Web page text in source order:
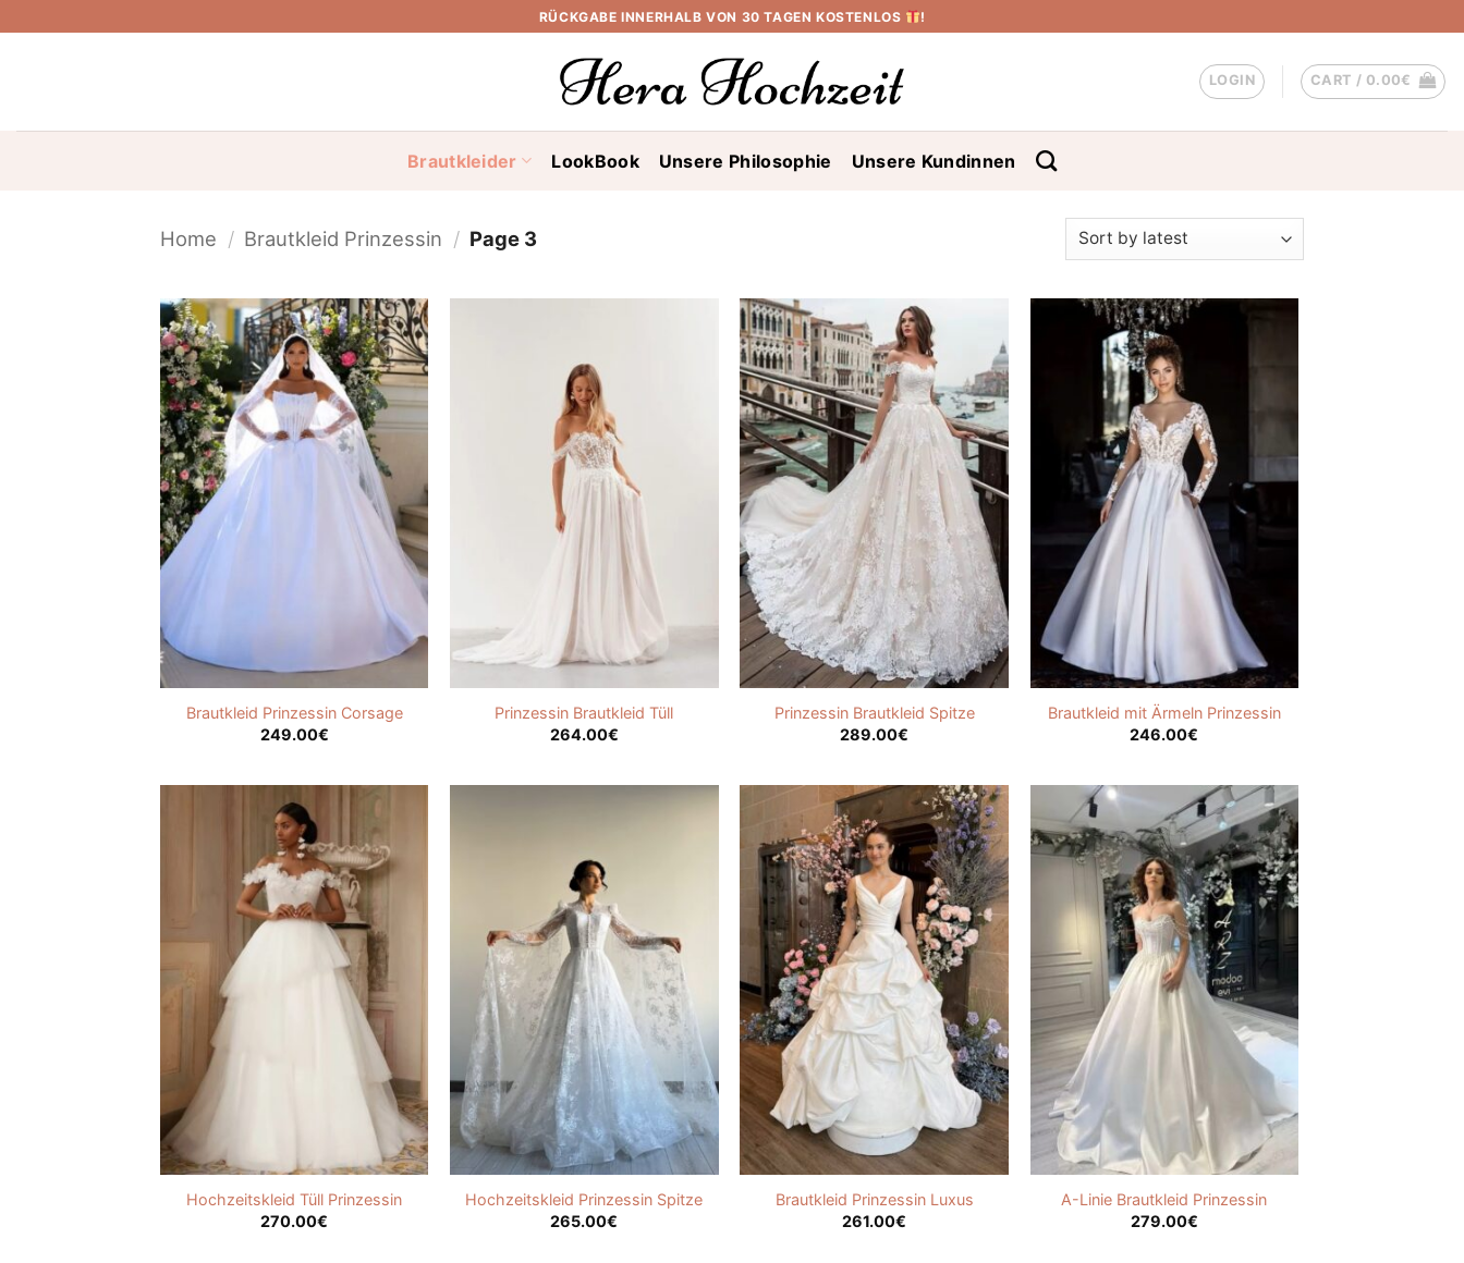
to
RÜCKGABE INNERHALB VON 30 TAGEN KOSTENLOS !
LOGIN CART / 0.00€
Brautkleider LookBook Unsere Philosophie Unsere Kundinnen
Home / Brautkleid Prinzessin / Page 3
Brautkleid Prinzessin Corsage
249.00€
Prinzessin Brautkleid Tüll
264.00€
Prinzessin Brautkleid Spitze
289.00€
Brautkleid mit Ärmeln Prinzessin
246.00€
Hochzeitskleid Tüll Prinzessin
270.00€
Hochzeitskleid Prinzessin Spitze
265.00€
Brautkleid Prinzessin Luxus
261.00€
A-Linie Brautkleid Prinzessin
279.00€